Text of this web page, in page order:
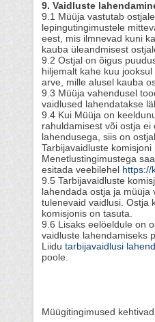
9. Vaidluste
9.1 Müüja vastutab
lepingutingimustele
eest, mis ilmnevad kuni
kauba üleandmisest
9.2 Ostjal on õigus
hiljemalt kahe kuu
arve, mille alusel kauba
9.3 Müüja vahendusel
vaidlused lahendatakse
9.4 Kui Müüja on
rahuldamisest või ostja ei
lahendusega, siis on
Tarbijavaidluste komisjoni
Menetlustingimustega
esitada veebilehel https://
9.5 Tarbijavaidluste
lahendada ostja ja
tulenevaid vaidlusi. Ostja
komisjonis on tasuta.
9.6 Lisaks eelöeldule on
vaidluste lahendamiseks
Liidu tarbijavaidlusi
poole.
Müügitingimused